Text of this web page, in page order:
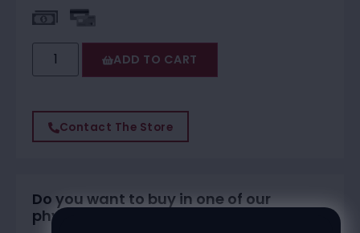
ADD TO CART
Contact The Store
Do you want to buy in one of our
physical stores?